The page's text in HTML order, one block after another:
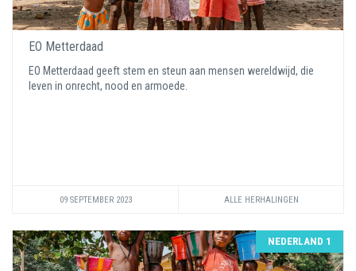
EO Metterdaad
EO Metterdaad geeft stem en steun aan mensen wereldwijd, die
leven in onrecht, nood en armoede.
09 SEPTEMBER 2023 ALLE HERHALINGEN
NEDERLAND 1